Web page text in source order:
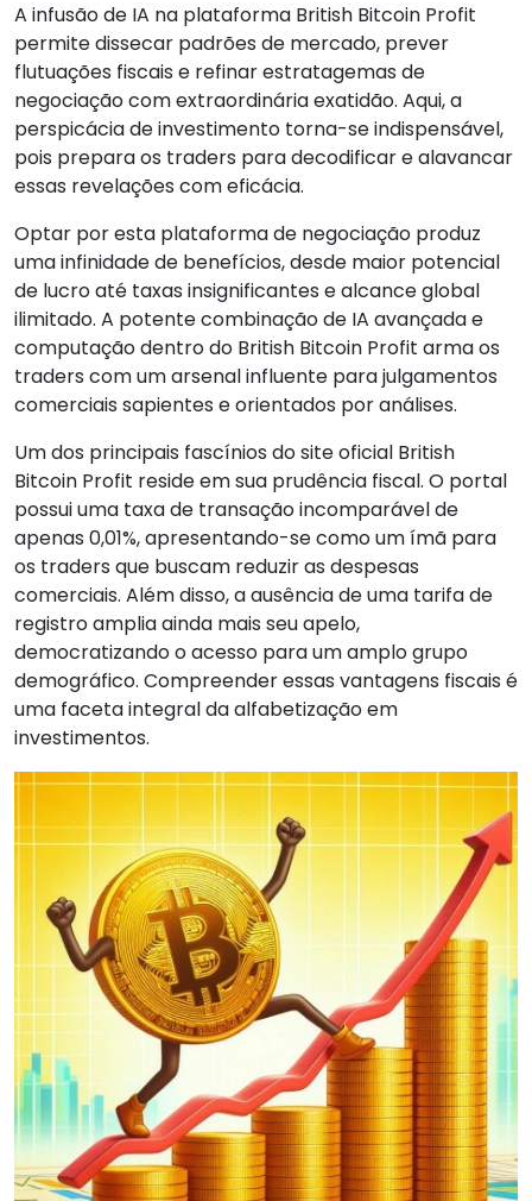
A infusão de IA na plataforma British Bitcoin Profit
permite dissecar padrões de mercado, prever
flutuações fiscais e refinar estratagemas de
negociação com extraordinária exatidão. Aqui, a
perspicácia de investimento torna-se indispensável,
pois prepara os traders para decodificar e alavancar
essas revelações com eficácia.
Optar por esta plataforma de negociação produz
uma infinidade de benefícios, desde maior potencial
de lucro até taxas insignificantes e alcance global
ilimitado. A potente combinação de IA avançada e
computação dentro do British Bitcoin Profit arma os
traders com um arsenal influente para julgamentos
comerciais sapientes e orientados por análises.
Um dos principais fascínios do site oficial British
Bitcoin Profit reside em sua prudência fiscal. O portal
possui uma taxa de transação incomparável de
apenas 0,01%, apresentando-se como um ímã para
os traders que buscam reduzir as despesas
comerciais. Além disso, a ausência de uma tarifa de
registro amplia ainda mais seu apelo,
democratizando o acesso para um amplo grupo
demográfico. Compreender essas vantagens fiscais é
uma faceta integral da alfabetização em
investimentos.